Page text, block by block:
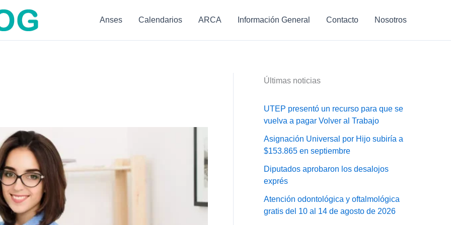
Anses Calendarios ARCA Información General Contacto Nosotros
Últimas noticias
UTEP presentó un recurso para que se
vuelva a pagar Volver al Trabajo
Asignación Universal por Hijo subiría a
$153.865 en septiembre
Diputados aprobaron los desalojos
exprés
Atención odontológica y oftalmológica
gratis del 10 al 14 de agosto de 2026